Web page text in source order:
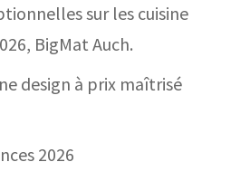
sur les cuisine
BigMat Auch.
design à prix maîtrisé
2026